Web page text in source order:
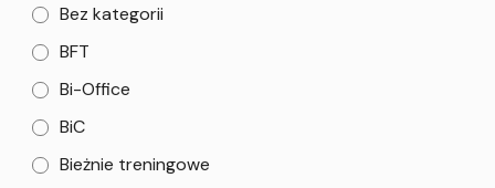
Bez kategorii
BFT
Bi-Office
BiC
Bieżnie treningowe